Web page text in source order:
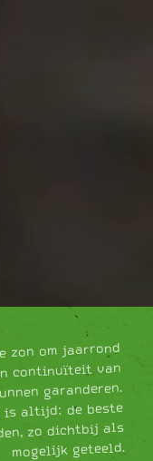
zon om jaarrond
continuïteit van
garanderen.
is altijd: de beste
zo dichtbij als
mogelijk geteeld.